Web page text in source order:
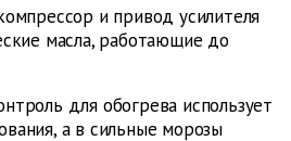
и привод усилителя
масла, работающие до
для обогрева использует
а в сильные морозы